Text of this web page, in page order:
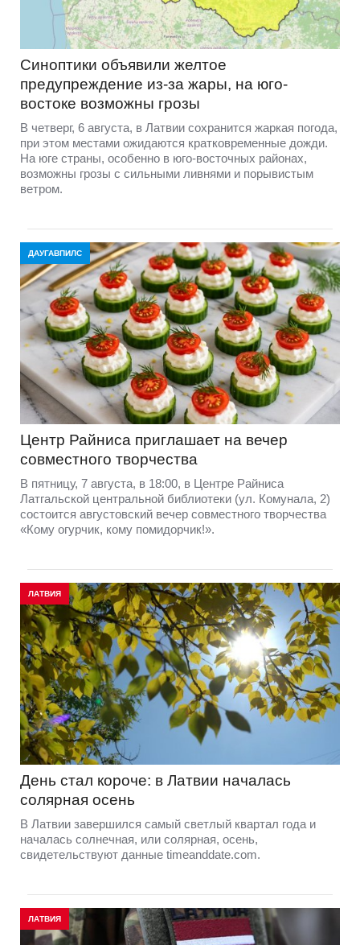
Синоптики объявили желтое
предупреждение из-за жары, на юго-
востоке возможны грозы
В четверг, 6 августа, в Латвии сохранится жаркая погода,
при этом местами ожидаются кратковременные дожди.
На юге страны, особенно в юго-восточных районах,
возможны грозы с сильными ливнями и порывистым
ветром.
ДАУГАВПИЛС
Центр Райниса приглашает на вечер
совместного творчества
В пятницу, 7 августа, в 18:00, в Центре Райниса
Латгальской центральной библиотеки (ул. Комунала, 2)
состоится августовский вечер совместного творчества
«Кому огурчик, кому помидорчик!».
ЛАТВИЯ
День стал короче: в Латвии началась
солярная осень
В Латвии завершился самый светлый квартал года и
началась солнечная, или солярная, осень,
свидетельствуют данные timeanddate.com.
ЛАТВИЯ